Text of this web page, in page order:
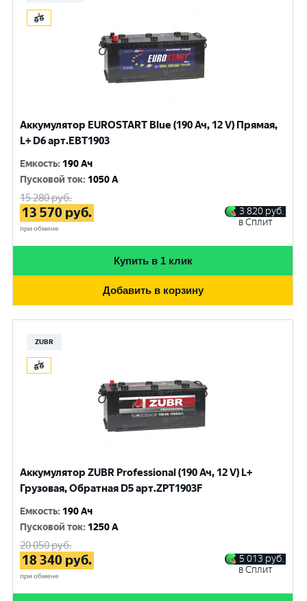
Аккумулятор EUROSTART Blue (190 Ач, 12 V) Прямая,
L+ D6 арт.EBT1903
Емкость: 190 Ач
Пусковой ток: 1050 A
15 280руб.
13 570 руб.
при обмене
3 820 руб.
в Сплит
Купить в 1 клик
Добавить в корзину
ZUBR
Аккумулятор ZUBR Professional (190 Ач, 12 V) L+
Грузовая, Обратная D5 арт.ZPT1903F
Емкость: 190 Ач
Пусковой ток: 1250 A
20 050руб.
18 340 руб.
при обмене
5 013 руб.
в Сплит